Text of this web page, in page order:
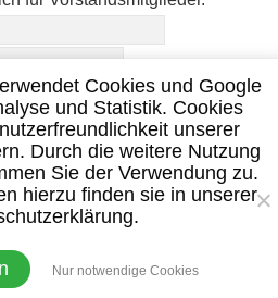
Cookies und Google
und Statistik. Cookies
unserer
Durch die weitere Nutzung
Sie der Verwendung zu.
hierzu finden sie in unserer
Nur notwendige Cookies